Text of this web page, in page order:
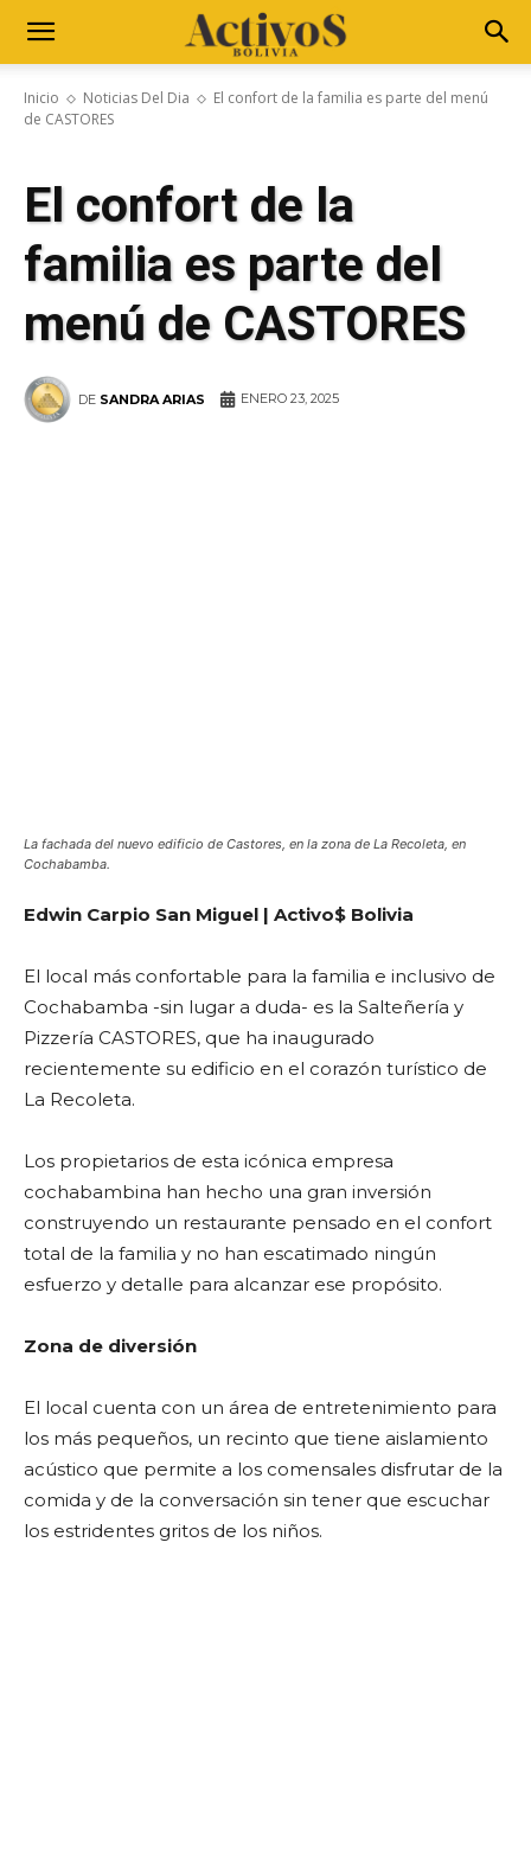
Inicio Noticias Del Dia
El confort de la familia es parte del menú
de CASTORES
El confort de la
familia es parte del
menú de CASTORES
DE SANDRA ARIAS ENERO 23, 2025
La fachada del nuevo edificio de Castores, en la zona de La Recoleta, en
Cochabamba.
Edwin Carpio San Miguel | Activo$ Bolivia
El local más confortable para la familia e inclusivo de
Cochabamba -sin lugar a duda- es la Salteñería y
Pizzería CASTORES, que ha inaugurado
recientemente su edificio en el corazón turístico de
La Recoleta.
Los propietarios de esta icónica empresa
cochabambina han hecho una gran inversión
construyendo un restaurante pensado en el confort
total de la familia y no han escatimado ningún
esfuerzo y detalle para alcanzar ese propósito.
Zona de diversión
El local cuenta con un área de entretenimiento para
los más pequeños, un recinto que tiene aislamiento
acústico que permite a los comensales disfrutar de la
comida y de la conversación sin tener que escuchar
los estridentes gritos de los niños.